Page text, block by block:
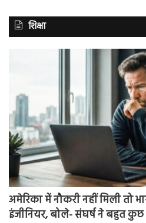
शिक्षा
अमेरिका में नौकरी नहीं मिली तो
इंजीनियर, बोले- संघर्ष ने बहुत कुछ